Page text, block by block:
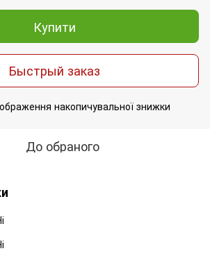
Купити
Быстрый заказ
накопичувальної знижки
До обраного